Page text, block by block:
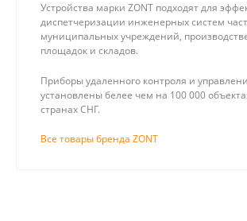
Устройства марки ZONT подходят для
диспетчеризации инженерных систем
муниципальных учреждений,
площадок и складов.
Приборы удаленного контроля и
установлены белее чем на 100 000
странах СНГ.
Все товары бренда ZONT